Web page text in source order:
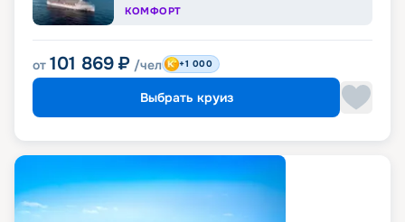
КОМФОРТ
от 101 869 ₽ /чел +1 000
Выбрать круиз